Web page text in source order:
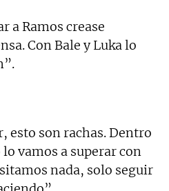
a Ramos crease
Con Bale y Luka lo
esto son rachas. Dentro
vamos a superar con
nada, solo seguir